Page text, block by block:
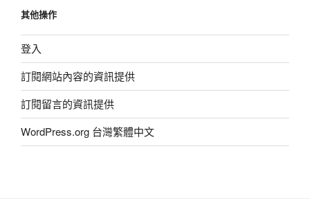
其他操作
登入
訂閱網站內容的資訊提供
訂閱留言的資訊提供
WordPress.org 台灣繁體中文